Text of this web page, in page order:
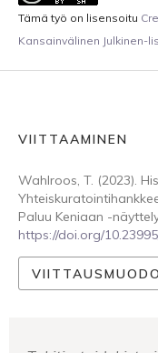
Tämä työ on lisensoitu
Kansainvälinen Julkinen-
VIITTAAMINEN
Wahlroos, T. (2023).
Paluu Keniaan -
https://doi.org/